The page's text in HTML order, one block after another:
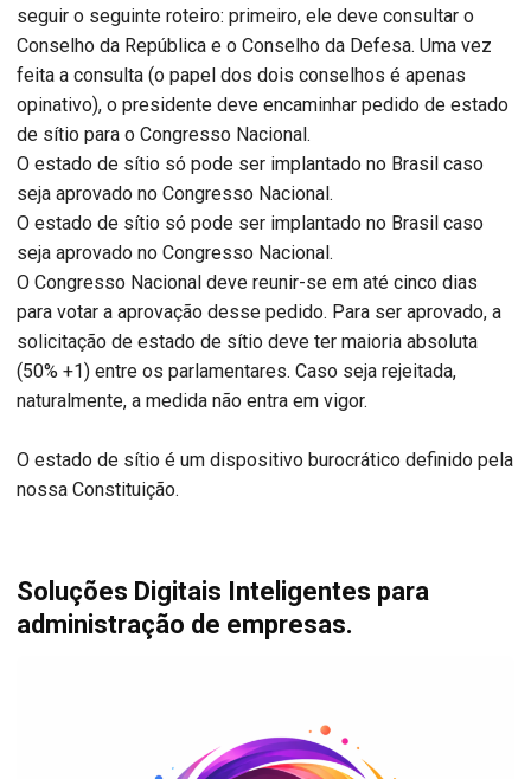
seguir o seguinte roteiro: primeiro, ele deve consultar o
Conselho da República e o Conselho da Defesa. Uma vez
feita a consulta (o papel dos dois conselhos é apenas
opinativo), o presidente deve encaminhar pedido de estado
de sítio para o Congresso Nacional.
O estado de sítio só pode ser implantado no Brasil caso
seja aprovado no Congresso Nacional.
O estado de sítio só pode ser implantado no Brasil caso
seja aprovado no Congresso Nacional.
O Congresso Nacional deve reunir-se em até cinco dias
para votar a aprovação desse pedido. Para ser aprovado, a
solicitação de estado de sítio deve ter maioria absoluta
(50% +1) entre os parlamentares. Caso seja rejeitada,
naturalmente, a medida não entra em vigor.
O estado de sítio é um dispositivo burocrático definido pela
nossa Constituição.
Soluções Digitais Inteligentes para
administração de empresas.